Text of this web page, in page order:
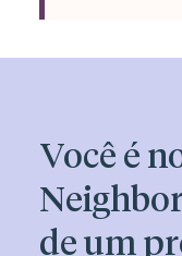
Você é
de um